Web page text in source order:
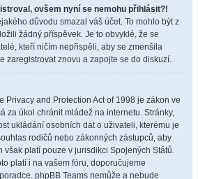
ovšem nyní se nemohu přihlásit?!
důvodu smazal váš účet. To mohlo být z
žádný příspěvek. Je to obvyklé, že se
kteří ničím nepřispěli, aby se zmenšila
zaregistrovat znovu a zapojte se do diskuzí.
Privacy and Protection Act of 1998 je zákon ve
za úkol chránit mládež na internetu. Stránky,
ukládání osobních dat o uživateli, kterému je
rodičů nebo zákonných zástupců, aby
však platí pouze v jurisdikci Spojených Států.
platí i na vašem fóru, doporučujeme
phpBB Teams nemůže a nebude